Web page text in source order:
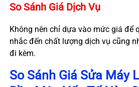
So Sánh Giá Dịch Vụ
Không nên chỉ dựa vào mức giá để
nhắc đến chất lượng dịch vụ cũng
đi kèm.
So Sánh Giá Sửa Máy